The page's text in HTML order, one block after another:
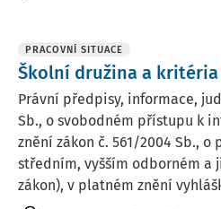
PRACOVNÍ SITUACE
Školní družina a kritéria
Právní předpisy, informace,
Sb., o svobodném přístupu k
znění zákon č. 561/2004 Sb.,
středním, vyšším odborném a
zákon), v platném znění